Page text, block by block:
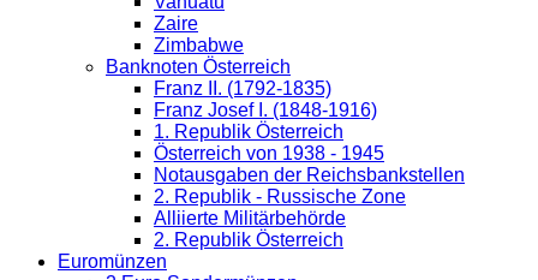
Zaire
Zimbabwe
Banknoten Österreich
Franz II. (1792-1835)
Franz Josef I. (1848-1916)
1. Republik Österreich
Österreich von 1938 - 1945
Notausgaben der Reichsbankstellen
2. Republik - Russische Zone
Alliierte Militärbehörde
2. Republik Österreich
Euromünzen